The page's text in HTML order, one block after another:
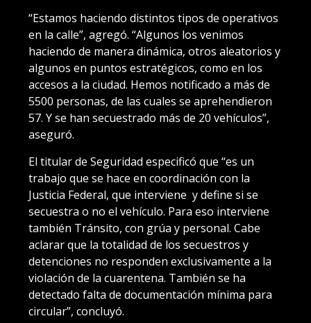
“Estamos haciendo distintos tipos de operativos
en la calle”, agregó. “Algunos los venimos
haciendo de manera dinámica, otros aleatorios y
algunos en puntos estratégicos, como en los
accesos a la ciudad. Hemos notificado a más de
5500 personas, de las cuales se aprehendieron
57. Y se han secuestrado más de 20 vehículos”,
aseguró.
El titular de Seguridad especificó que “es un
trabajo que se hace en coordinación con la
Justicia Federal, que interviene y define si se
secuestra o no el vehículo. Para eso interviene
también Tránsito, con grúa y personal. Cabe
aclarar que la totalidad de los secuestros y
detenciones no responden exclusivamente a la
violación de la cuarentena. También se ha
detectado falta de documentación mínima para
circular”, concluyó.